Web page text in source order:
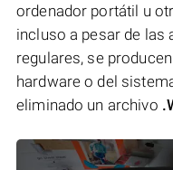
ordenador portátil u
incluso a pesar de las
regulares, se
hardware o del
eliminado un archivo